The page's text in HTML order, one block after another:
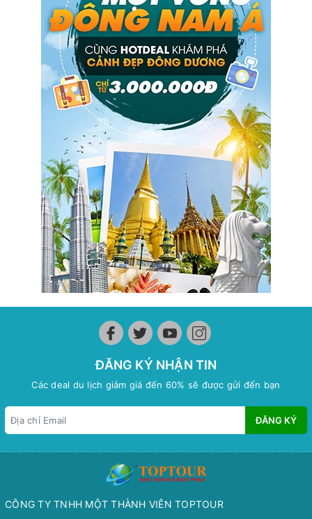
ĐĂNG KÝ NHẬN TIN
Các deal du lịch giảm giá đến 60% sẽ được gửi đến bạn
ĐĂNG KÝ
CÔNG TY TNHH MỘT THÀNH VIÊN TOPTOUR